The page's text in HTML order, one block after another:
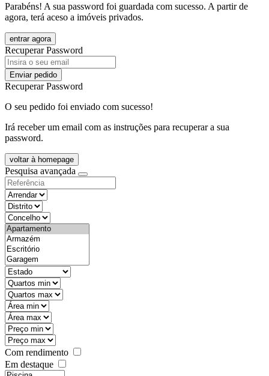
Parabéns! A sua password foi guardada com sucesso. A partir de
agora, terá aceso a imóveis privados.
entrar agora
Recuperar Password
Enviar pedido
Recuperar Password
O seu pedido foi enviado com sucesso!
Irá receber um email com as instruções para recuperar a sua
password.
voltar à homepage
Pesquisa avançada
objective
districtId
countyId
types
state
mintypo
maxtypo
minarea
maxarea
minprice
maxprice
Com rendimento
Em destaque